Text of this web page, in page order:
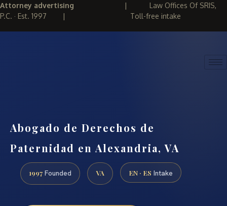
Attorney advertising | Law Offices Of SRIS,
P.C. · Est. 1997 | Toll-free intake
Abogado de Derechos de
Paternidad en Alexandria, VA
1997 Founded VA EN · ES Intake